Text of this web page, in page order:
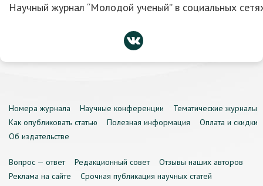
Научный журнал “Молодой ученый” в социальных
Номера журнала Научные конференции
Тематические журналы
Как опубликовать статью
Полезная информация
Оплата и скидки
Об издательстве
Вопрос — ответ Редакционный совет
Отзывы наших авторов
Реклама на сайте
Срочная публикация научных статей